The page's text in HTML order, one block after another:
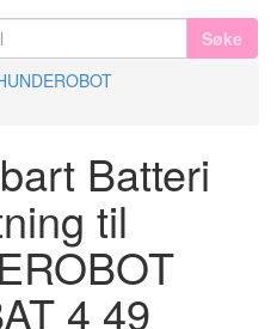
Søke
Batteri
til
4 49